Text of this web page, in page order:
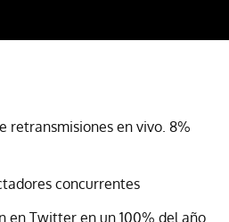
retransmisiones en vivo. 8%
concurrentes
en Twitter en un 100% del año